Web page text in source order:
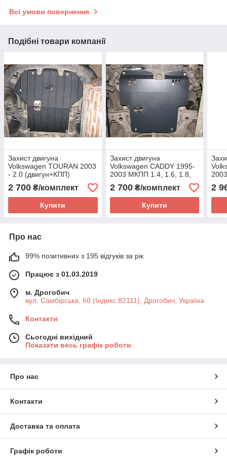
Всі умови повернення
Подібні товари компанії
Захист двигуна
Volkswagen TOURAN 2003
- 2.0 (двигун+КПП)
2 700 ₴/комплект
Купити
Захист двигуна
Volkswagen CADDY 1995-
2003 МКПП 1.4, 1.6, 1.8,
1.9 D, 1.9 TDI,
гідропідсилювач(двигун+КПП)
2 700₴/комплект
Купити
Всі
2
Про нас
99% позитивних з 195 відгуків за рік
Працює з 01.03.2019
м. Дрогобич
вул. Самбірська, 60 (Індекс 82111), Дрогобич, Україна
Контакти
Сьогодні вихідний
Показати весь графік роботи
Про нас
Контакти
Доставка та оплата
Графік роботи